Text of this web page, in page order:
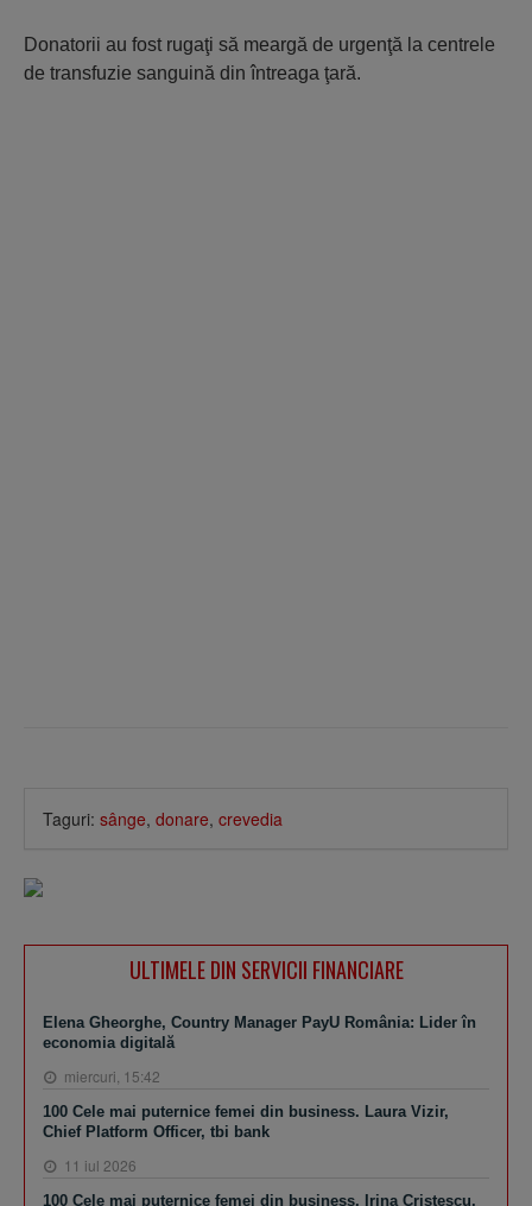
Donatorii au fost rugaţi să meargă de urgenţă la centrele
de transfuzie sanguină din întreaga ţară.
Taguri: sânge, donare, crevedia
ULTIMELE DIN SERVICII FINANCIARE
Elena Gheorghe, Country Manager PayU România: Lider în
economia digitală
miercuri, 15:42
100 Cele mai puternice femei din business. Laura Vizir,
Chief Platform Officer, tbi bank
11 iul 2026
100 Cele mai puternice femei din business. Irina Cristescu,